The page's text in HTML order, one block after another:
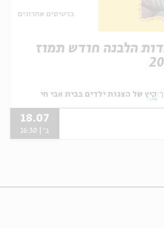
כרטיסים אחרונים
הלבנה חודש תמוז
קיץ של הצגות ילדים בבית אבי חי
18.07
ב' | 16:30